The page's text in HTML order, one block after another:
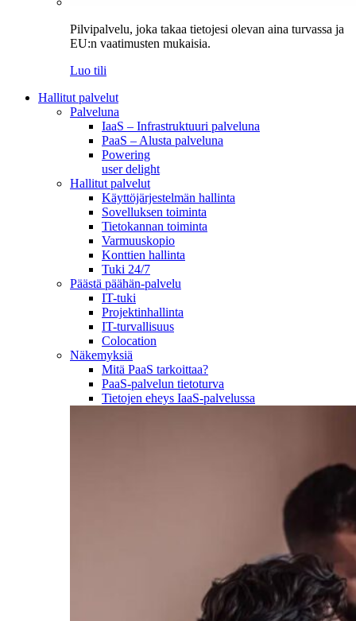
Pilvipalvelu, joka takaa tietojesi olevan aina turvassa ja
EU:n vaatimusten mukaisia.
Luo tili
Hallitut palvelut
Palveluna
IaaS – Infrastruktuuri palveluna
PaaS – Alusta palveluna
Powering
user delight
Hallitut palvelut
Käyttöjärjestelmän hallinta
Sovelluksen toiminta
Tietokannan toiminta
Varmuuskopio
Konttien hallinta
Tuki 24/7
Päästä päähän-palvelu
IT-tuki
Projektinhallinta
IT-turvallisuus
Colocation
Näkemyksiä
Mitä PaaS tarkoittaa?
PaaS-palvelun tietoturva
Tietojen eheys IaaS-palvelussa